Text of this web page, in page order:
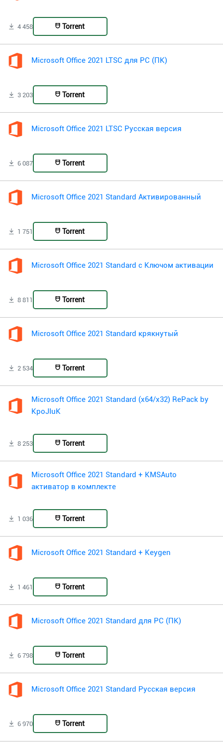
4 458 Torrent
Microsoft Office 2021 LTSC для PC (ПК)
3 203 Torrent
Microsoft Office 2021 LTSC Русская версия
6 087 Torrent
Microsoft Office 2021 Standard Активированный
1 751 Torrent
Microsoft Office 2021 Standard с Ключом активации
8 811 Torrent
Microsoft Office 2021 Standard крякнутый
2 534 Torrent
Microsoft Office 2021 Standard (x64/x32) RePack by
KpoJIuK
8 253 Torrent
Microsoft Office 2021 Standard + KMSAuto
активатор в комплекте
1 036 Torrent
Microsoft Office 2021 Standard + Keygen
1 461 Torrent
Microsoft Office 2021 Standard для PC (ПК)
6 798 Torrent
Microsoft Office 2021 Standard Русская версия
6 970 Torrent